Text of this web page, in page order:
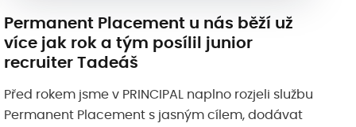
Permanent Placement u nás běží už
více jak rok a tým posílil junior
recruiter Tadeáš
Před rokem jsme v PRINCIPAL naplno rozjeli službu
Permanent Placement s jasným cílem, dodávat